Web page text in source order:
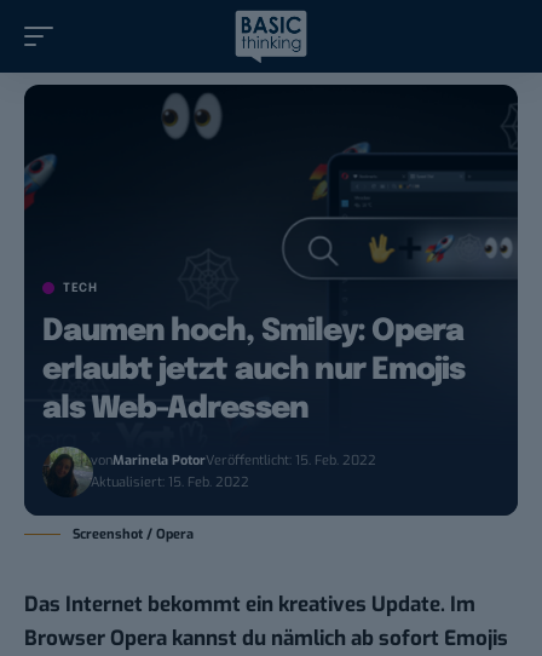
TECH
Daumen hoch, Smiley: Opera
erlaubt jetzt auch nur Emojis
als Web-Adressen
vonMarinela PotorVeröffentlicht: 15. Feb. 2022
Aktualisiert: 15. Feb. 2022
Screenshot / Opera
Das Internet bekommt ein kreatives Update. Im
Browser Opera kannst du nämlich ab sofort Emojis